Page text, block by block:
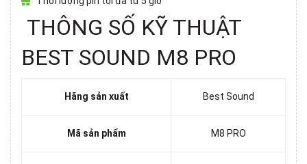
THÔNG SỐ KỸ THUẬT
BEST SOUND M8 PRO
Hãng sản xuất Best Sound
Mã sản phẩm M8 PRO